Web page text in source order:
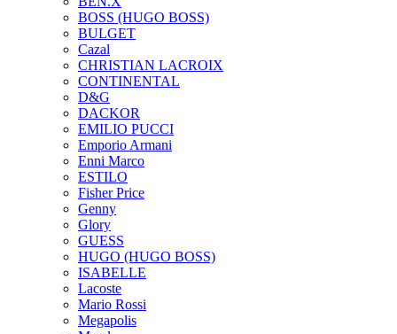
BOSS (HUGO BOSS)
BULGET
Cazal
CHRISTIAN LACROIX
CONTINENTAL
D&G
DACKOR
EMILIO PUCCI
Emporio Armani
Enni Marco
ESTILO
Fisher Price
Genny
Glory
GUESS
HUGO (HUGO BOSS)
ISABELLE
Lacoste
Mario Rossi
Megapolis